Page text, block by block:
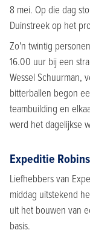
8 mei. Op die dag
Duinstreek op het
Zo'n twintig
16.00 uur bij een
Wessel Schuurman,
bitterballen begon
teambuilding en
werd het dagelijkse
Expeditie
Liefhebbers van
middag uitstekend
uit het bouwen van
basis.